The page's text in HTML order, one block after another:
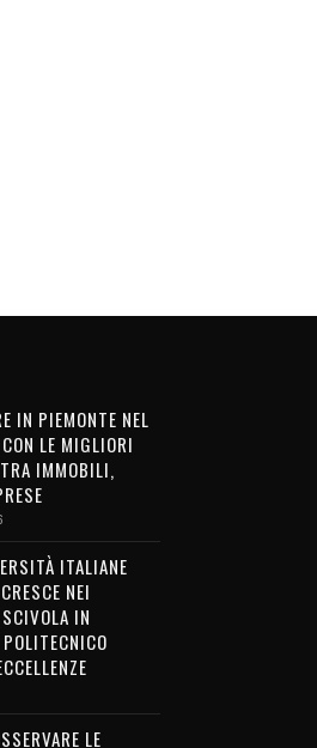
IN PIEMONTE NEL
LE MIGLIORI
IMMOBILI,
ITALIANE
NEI
IN
LE